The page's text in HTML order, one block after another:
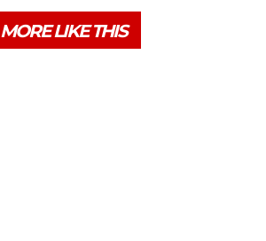
MORE LIKE THIS